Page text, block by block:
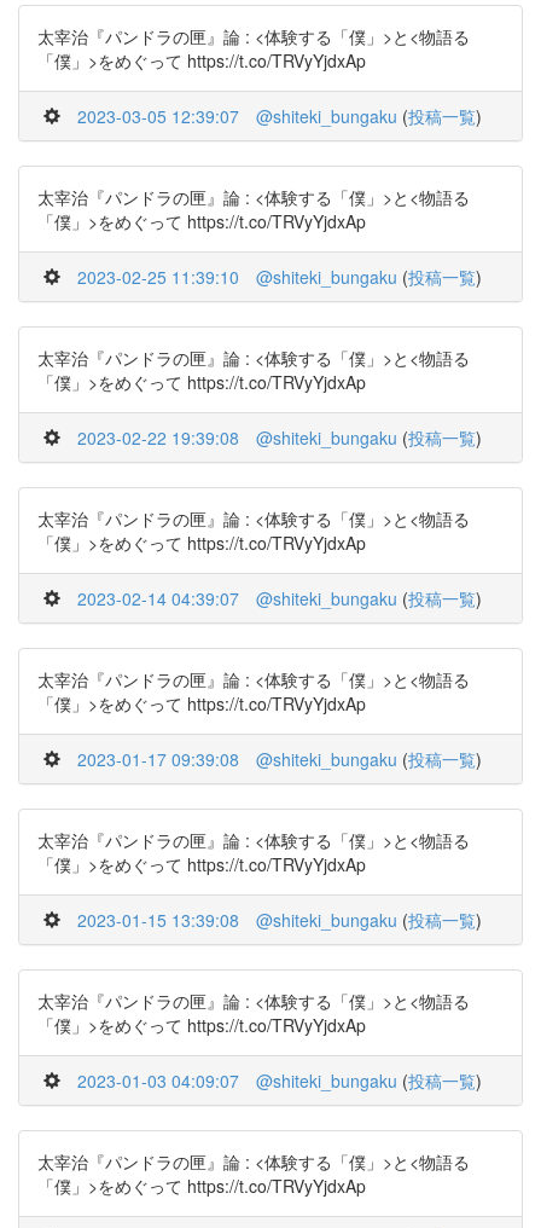
太宰治『パンドラの匣』論 : <体験する「僕」>と<物語る
「僕」>をめぐって https://t.co/TRVyYjdxAp
2023-03-05 12:39:07 @shiteki_bungaku (投稿一覧)
太宰治『パンドラの匣』論 : <体験する「僕」>と<物語る
「僕」>をめぐって https://t.co/TRVyYjdxAp
2023-02-25 11:39:10 @shiteki_bungaku (投稿一覧)
太宰治『パンドラの匣』論 : <体験する「僕」>と<物語る
「僕」>をめぐって https://t.co/TRVyYjdxAp
2023-02-22 19:39:08 @shiteki_bungaku (投稿一覧)
太宰治『パンドラの匣』論 : <体験する「僕」>と<物語る
「僕」>をめぐって https://t.co/TRVyYjdxAp
2023-02-14 04:39:07 @shiteki_bungaku (投稿一覧)
太宰治『パンドラの匣』論 : <体験する「僕」>と<物語る
「僕」>をめぐって https://t.co/TRVyYjdxAp
2023-01-17 09:39:08 @shiteki_bungaku (投稿一覧)
太宰治『パンドラの匣』論 : <体験する「僕」>と<物語る
「僕」>をめぐって https://t.co/TRVyYjdxAp
2023-01-15 13:39:08 @shiteki_bungaku (投稿一覧)
太宰治『パンドラの匣』論 : <体験する「僕」>と<物語る
「僕」>をめぐって https://t.co/TRVyYjdxAp
2023-01-03 04:09:07 @shiteki_bungaku (投稿一覧)
太宰治『パンドラの匣』論 : <体験する「僕」>と<物語る
「僕」>をめぐって https://t.co/TRVyYjdxAp